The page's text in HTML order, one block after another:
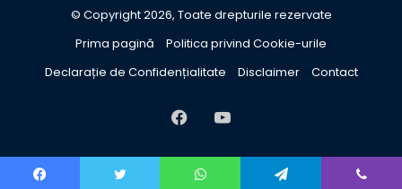
© Copyright 2026, Toate drepturile rezervate
Prima pagină
Politica privind Cookie-urile
Declarație de Confidențialitate
Disclaimer Contact
FacebookYouTube